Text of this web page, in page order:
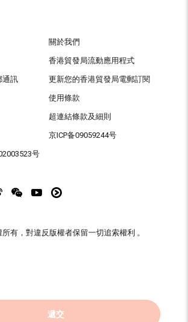
遞交
關於我們
香港貿發局流動應用程式
通訊 更新您的香港貿發局電郵訂閱
使用條款
超連結條款及細則
京ICP备09059244号
号
有，對違反版權者保留一切追索權利 。